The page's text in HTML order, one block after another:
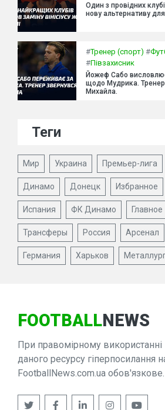
Один з провідних
нову альтернативу для
#Тренер (спорт) #
#Півзахисник
Йожеф Сабо
щодо Мудрика. Тренер
Михайла.
Теги
Мир Украина Премьер-лига
Динамо Донецк Избранное
Испания ФК Динамо Главное
Трансферы Россия Арсенал
Германия Харьков
FOOTBALLNEWS
При правомірному використанні
даного ресурсу гіперпосилання
FootballNews.com.ua обов'язкове.